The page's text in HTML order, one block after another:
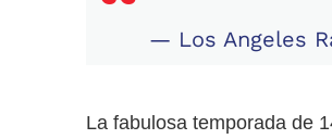
— Los Angeles
La fabulosa temporada de